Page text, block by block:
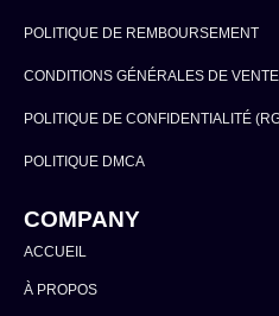
POLITIQUE DE REMBOURSEMENT
CONDITIONS GÉNÉRALES DE VENTE
POLITIQUE DE CONFIDENTIALITÉ
POLITIQUE DMCA
COMPANY
ACCUEIL
À PROPOS